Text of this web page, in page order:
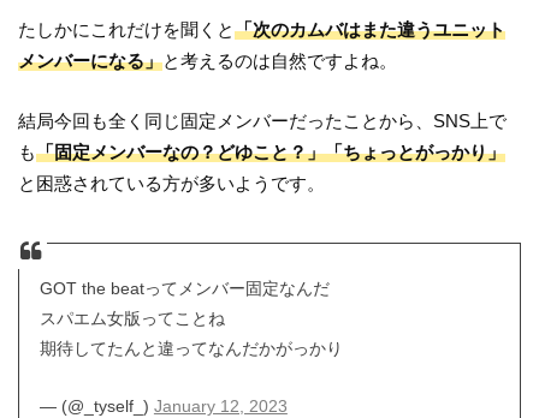
たしかにこれだけを聞くと「次のカムバはまた違うユニット
メンバーになる」と考えるのは自然ですよね。
結局今回も全く同じ固定メンバーだったことから、SNS上で
も「固定メンバーなの？どゆこと？」「ちょっとがっかり」
と困惑されている方が多いようです。
GOT the beatってメンバー固定なんだ
スパエム女版ってことね
期待してたんと違ってなんだかがっかり
— (@_tyself_) January 12, 2023